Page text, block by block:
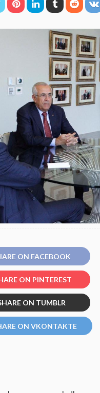
ON FACEBOOK
ON PINTEREST
ON TUMBLR
ON VKONTAKTE